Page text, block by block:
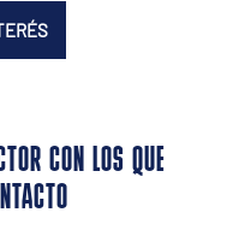
CON LOS QUE